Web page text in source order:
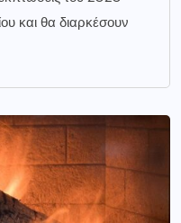
και θα διαρκέσουν